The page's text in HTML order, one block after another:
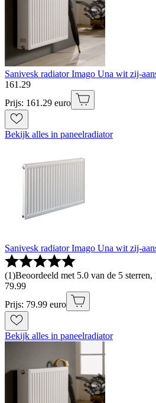
Sanivesk radiator Imago Una wit zij-
161.29
Prijs: 161.29 euro
Bekijk alles in paneelradiator
Sanivesk radiator Imago Una wit zij-
(1)Beoordeeld met 5.0 van de 5
79.99
Prijs: 79.99 euro
Bekijk alles in paneelradiator